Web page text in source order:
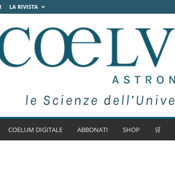
LA RIVISTA
COELUM DIGITALE ABBONATI SHOP 🛒